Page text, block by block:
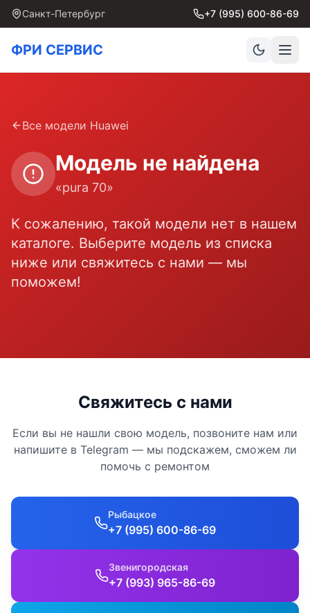
Санкт-Петербург +7 (995) 600-86-69
ФРИ СЕРВИС
Все модели Huawei
Модель не найдена
«pura 70»
К сожалению, такой модели нет в нашем
каталоге. Выберите модель из списка
ниже или свяжитесь с нами — мы
поможем!
Свяжитесь с нами
Если вы не нашли свою модель, позвоните нам или
напишите в Telegram — мы подскажем, сможем ли
помочь с ремонтом
Рыбацкое
+7 (995) 600-86-69
Звенигородская
+7 (993) 965-86-69